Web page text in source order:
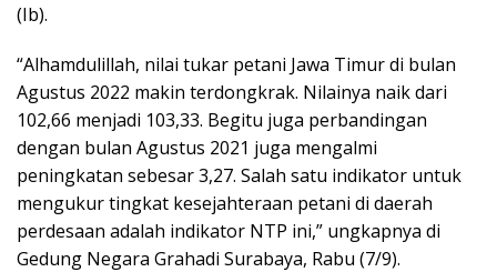
(Ib).
“Alhamdulillah, nilai tukar petani Jawa Timur di bulan
Agustus 2022 makin terdongkrak. Nilainya naik dari
102,66 menjadi 103,33. Begitu juga perbandingan
dengan bulan Agustus 2021 juga mengalmi
peningkatan sebesar 3,27. Salah satu indikator untuk
mengukur tingkat kesejahteraan petani di daerah
perdesaan adalah indikator NTP ini,” ungkapnya di
Gedung Negara Grahadi Surabaya, Rabu (7/9).